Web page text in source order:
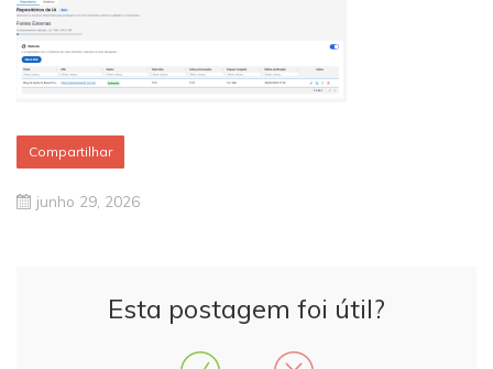
Compartilhar
junho 29, 2026
Esta postagem foi útil?